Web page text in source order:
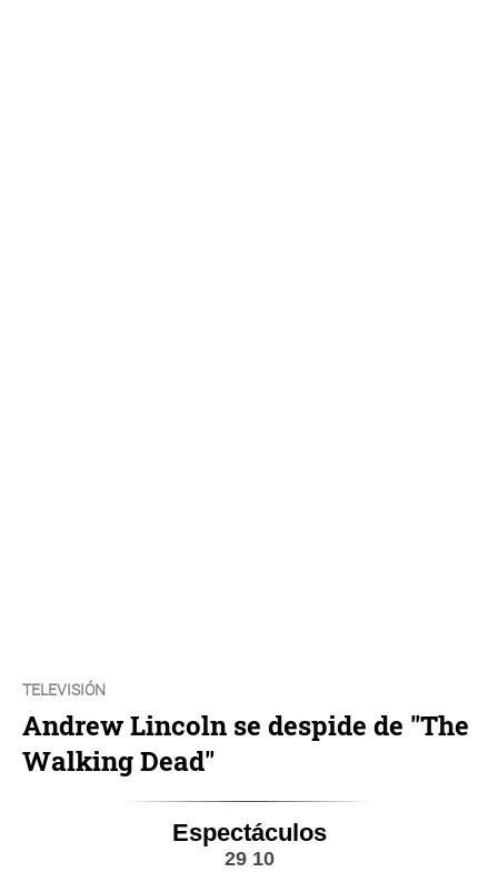
TELEVISIÓN
Andrew Lincoln se despide de "The
Walking Dead"
Espectáculos
29 10